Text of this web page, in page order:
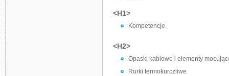
<H1>
Kompetencje
<H2>
Opaski kablowe i elementy
Rurki termokurczliwe